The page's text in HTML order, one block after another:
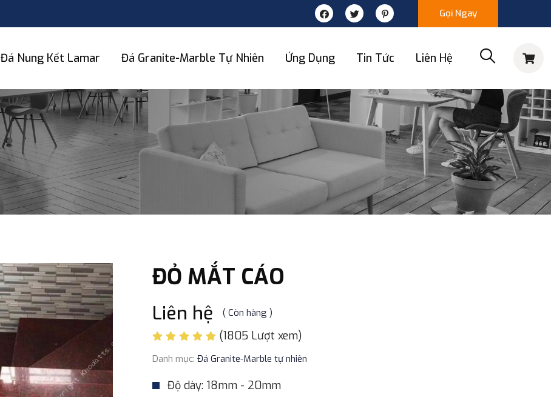
Gọi Ngay
Đá Nung Kết Lamar Đá Granite-Marble Tự Nhiên Ứng Dụng Tin Tức Liên Hệ
ĐỎ MẮT CÁO
Liên hệ ( Còn hàng )
(1805 Lượt xem)
Danh mục: Đá Granite-Marble tự nhiên
Độ dày: 18mm - 20mm